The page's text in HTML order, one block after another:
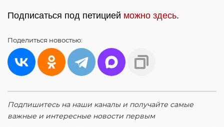
Подписаться под петицией можно здесь.
Поделиться новостью:
Подпишитесь на наши каналы и получайте самые
важные и интересные новости первым